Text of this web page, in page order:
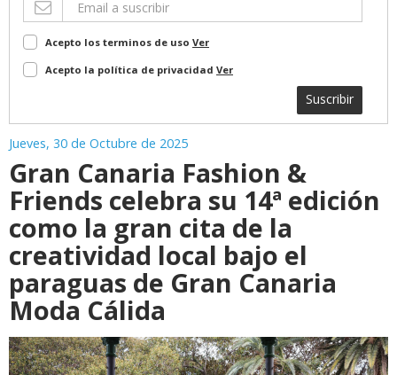
Acepto los terminos de uso Ver
Acepto la política de privacidad Ver
Suscribir
Jueves, 30 de Octubre de 2025
Gran Canaria Fashion &
Friends celebra su 14ª edición
como la gran cita de la
creatividad local bajo el
paraguas de Gran Canaria
Moda Cálida